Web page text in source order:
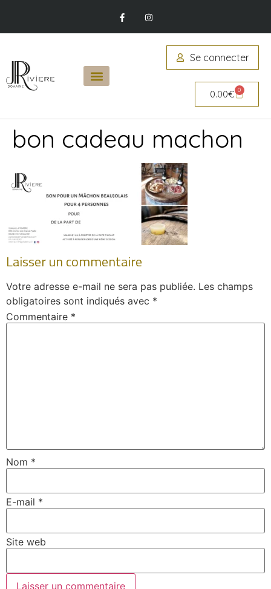
Se connecter
0.00€ 0
bon cadeau machon
Laisser un commentaire
Votre adresse e-mail ne sera pas publiée. Les champs
obligatoires sont indiqués avec *
Commentaire *
Nom *
E-mail *
Site web